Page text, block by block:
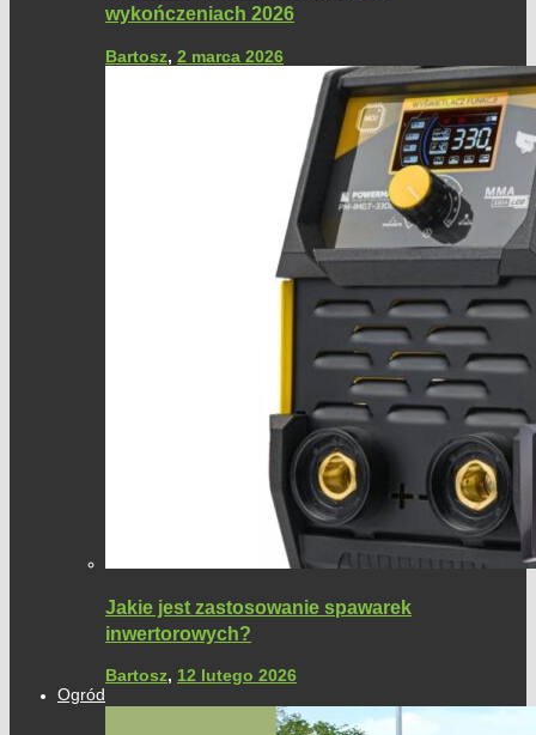
wykończeniach 2026
Bartosz, 2 marca 2026
Jakie jest zastosowanie spawarek
inwertorowych?
Bartosz, 12 lutego 2026
Ogród